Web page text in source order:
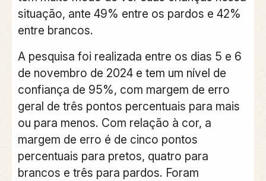
situação, ante 49% entre os pardos e 42%
entre brancos.
A pesquisa foi realizada entre os dias 5 e 6
de novembro de 2024 e tem um nível de
confiança de 95%, com margem de erro
geral de três pontos percentuais para mais
ou para menos. Com relação à cor, a
margem de erro é de cinco pontos
percentuais para pretos, quatro para
brancos e três para pardos. Foram